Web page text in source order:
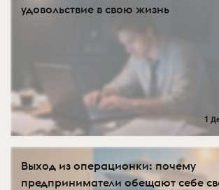
удовольствие в свою жизнь
1
Выход из операционки: почему
предприниматели обещают себе